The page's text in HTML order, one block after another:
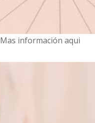
Mas información aqui